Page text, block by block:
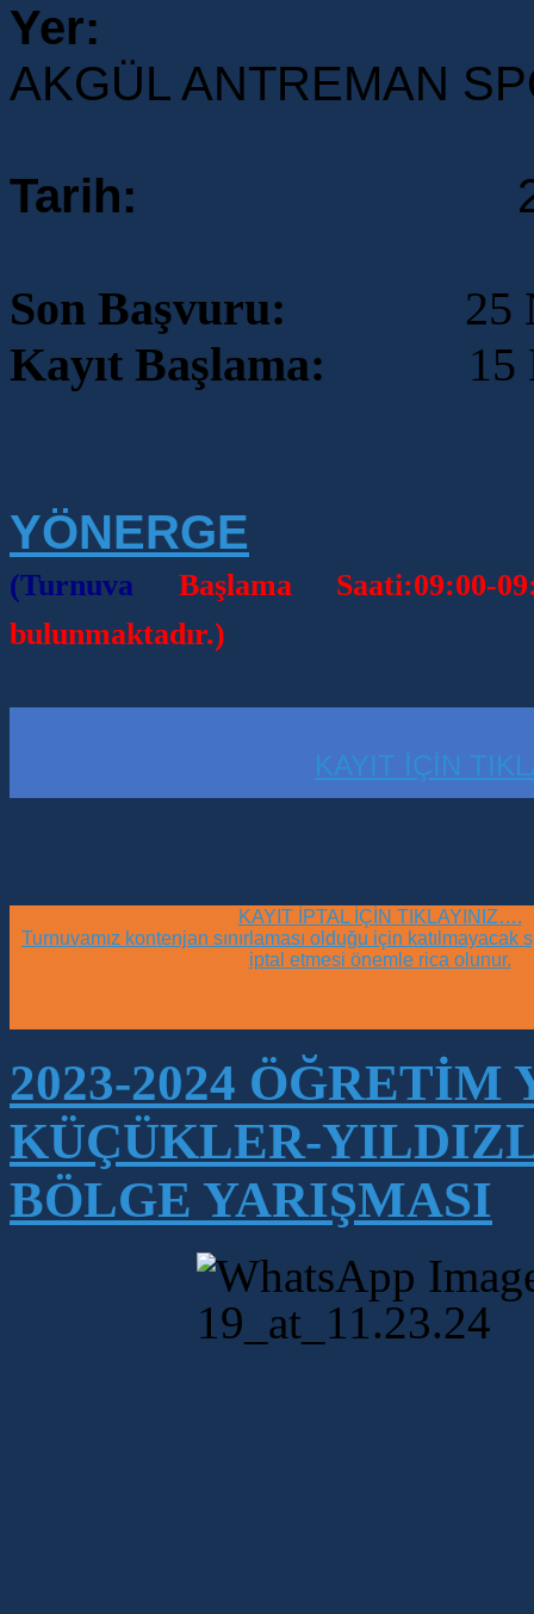
Yer:
AKGÜL ANTREMAN
Tarih: 27-28
Son Başvuru: 25
Kayıt Başlama:
15
YÖNERGE
(Turnuva Başlama
bulunmaktadır.)
KAYIT İÇİN
KAYIT İPTAL İÇİN TIKLAYINIZ….
Turnuvamız kontenjan sınırlaması olduğu için katılmayacak
iptal etmesi önemle rica olunur.
2023-2024
KÜÇÜKLER-
BÖLGE YARIŞMASI